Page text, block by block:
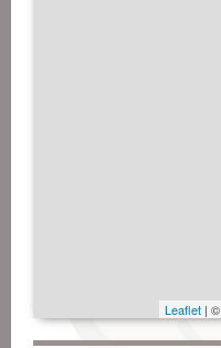
Leaflet |